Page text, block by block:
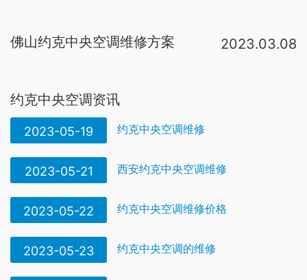
佛山约克中央空调维修方案 2023.03.08
约克中央空调资讯
2023-05-19 约克中央空调维修
2023-05-21 西安约克中央空调维修
2023-05-22 约克中央空调维修价格
2023-05-23 约克中央空调的维修